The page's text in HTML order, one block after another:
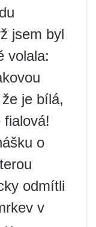
jsem byl
volala:
je bílá,
fialová!
o
odmítli
v